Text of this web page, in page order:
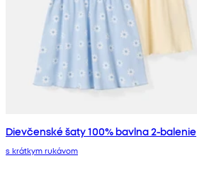
Dievčenské šaty 100% bavlna 2-balenie
s krátkym rukávom